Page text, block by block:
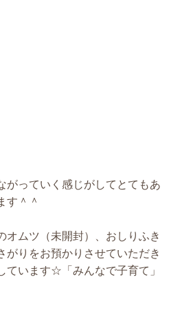
がっていく感じがしてとてもあ
す＾＾
オムツ（未開封）、おしりふき
がりをお預かりさせていただき
ています☆「みんなで子育て」